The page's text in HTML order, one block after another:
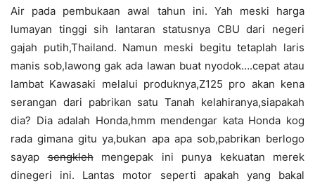
Air pada pembukaan awal tahun ini. Yah meski harga
lumayan tinggi sih lantaran statusnya CBU dari negeri
gajah putih,Thailand. Namun meski begitu tetaplah laris
manis sob,lawong gak ada lawan buat nyodok….cepat atau
lambat Kawasaki melalui produknya,Z125 pro akan kena
serangan dari pabrikan satu Tanah kelahiranya,siapakah
dia? Dia adalah Honda,hmm mendengar kata Honda kog
rada gimana gitu ya,bukan apa apa sob,pabrikan berlogo
sayapsengklehmengepak ini punya kekuatan merek
dinegeri ini. Lantas motor seperti apakah yang bakal